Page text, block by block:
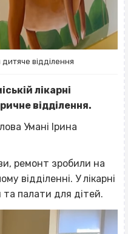
дитяче відділення
лікарні
відділення.
Умані Ірина
ремонт зробили на
відділенні. У лікарні
палати для дітей.